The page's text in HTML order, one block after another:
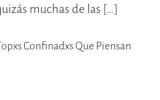
muchas de las […]
Confinadxs Que Piensan